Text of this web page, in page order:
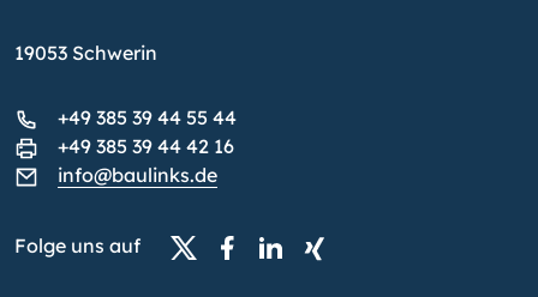
19053 Schwerin
+49 385 39 44 55 44
+49 385 39 44 42 16
info@baulinks.de
Folge uns auf